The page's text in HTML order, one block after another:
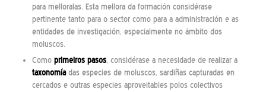
para melloralas. Esta mellora da formación considérase
pertinente tanto para o sector como para a administración e as
entidades de investigación, especialmente no ámbito dos
moluscos.
Como primeiros pasos, considérase a necesidade de realizar a
taxonomíadas especies de moluscos, sardiñas capturadas en
cercados e outras especies aproveitables polos colectivos